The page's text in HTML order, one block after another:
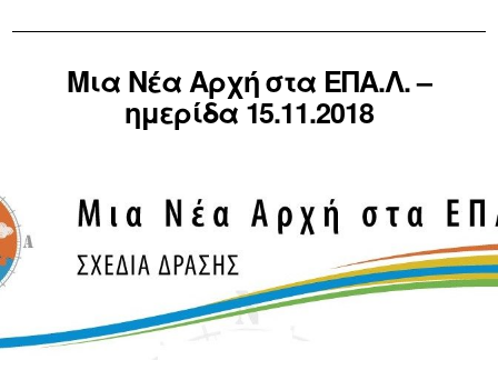
Μια Νέα Αρχή στα ΕΠΑ.Λ. –
ημερίδα 15.11.2018